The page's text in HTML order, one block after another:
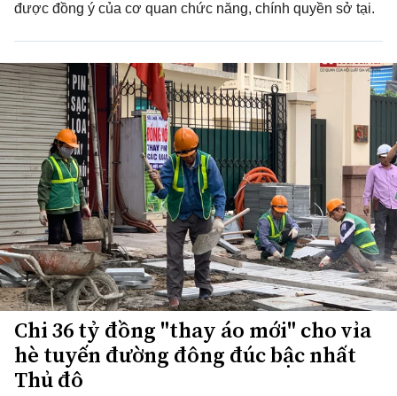
được đồng ý của cơ quan chức năng, chính quyền sở tại.
Chi 36 tỷ đồng "thay áo mới" cho vỉa
hè tuyến đường đông đúc bậc nhất
Thủ đô